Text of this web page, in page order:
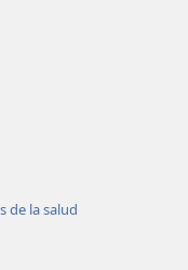
de la salud